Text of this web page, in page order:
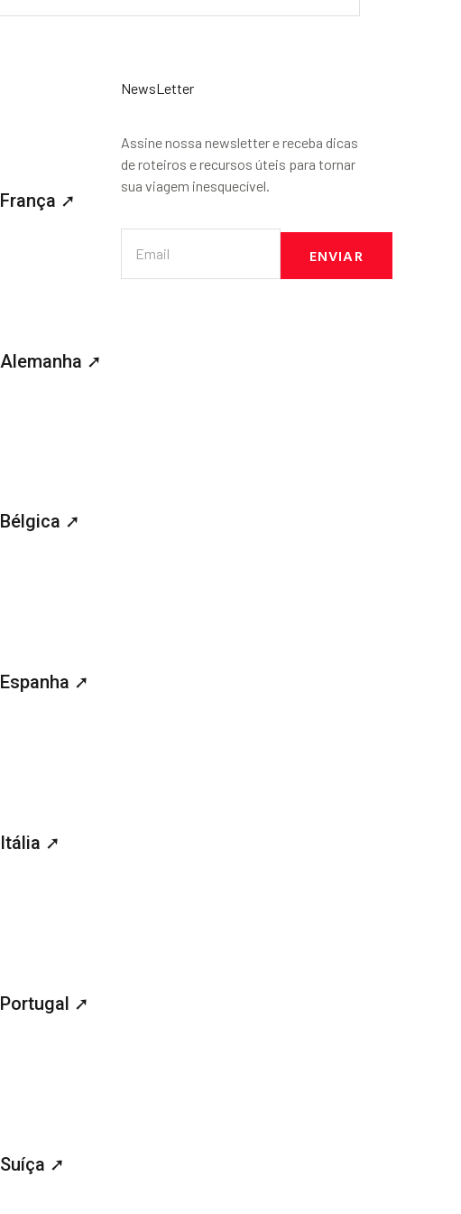
França ➚
Alemanha ➚
Bélgica ➚
Espanha ➚
Itália ➚
Portugal ➚
Suíça ➚
NewsLetter
Assine nossa newsletter e receba dicas
de roteiros e recursos úteis para tornar
sua viagem inesquecível.
ENVIAR